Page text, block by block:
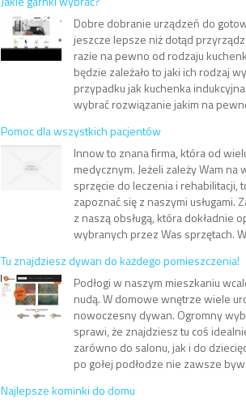
Dobre dobranie urządzeń do
jeszcze lepsze niż dotąd
razie na pewno od rodzaju
będzie zależało to jaki ich rodzaj
przypadku jak kuchenka
wybrać rozwiązanie jakim na
Pomoc dla wszystkich pacjentów
Innow to znana firma, która od
medycznym. Jeżeli zależy Wam na
sprzęcie do leczenia i rehabilitacji,
zapoznać się z naszymi usługami.
z naszą obsługą, która dokładnie
wybranych przez Was sprzętach.
Tu znajdziesz dywan do każdego pomieszczenia!
Podłogi w naszym mieszkaniu
nudą. W domowe wnętrze wiele
nowoczesny dywan. Ogromny
sprawi, że znajdziesz tu coś
zarówno do salonu, jak i do
po gołej podłodze nie zawsze
Najlepsze kominki do domu